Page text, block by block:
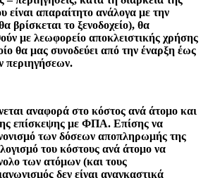
είναι απαραίτητο ανάλογα με την
βρίσκεται το ξενοδοχείο), θα
με λεωφορείο αποκλειστικής χρήσης
θα μας συνοδεύει από την έναρξη έως
περιηγήσεων.
αναφορά στο κόστος ανά άτομο και
επίσκεψης με ΦΠΑ. Επίσης να
των δόσεων αποπληρωμής της
του κόστους ανά άτομο να
των ατόμων (και τους
δεν είναι αναγκαστικά